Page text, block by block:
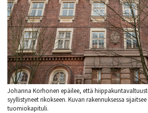
Johanna Korhonen epäilee, että
syyllistyneet rikokseen. Kuvan rakennuksessa
tuomiokapituli.